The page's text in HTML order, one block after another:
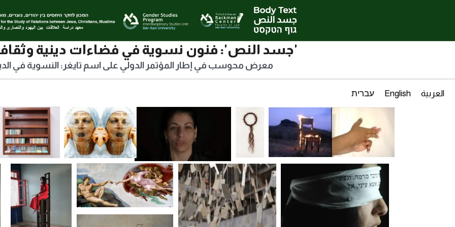
'جسد النص': فنون نسوية في فضاءات دينية
معرض محوسب في إطار المؤتمر الدولي على اسم تايغر: النسوية في
العربية English עברית
دافنا شالوم، شعائر "همافديل"
فاطمة
أبو رومي،
جديلة أمي
ياعيل سرلين، قدّوس
نحاما غولان، كتاب
روت شرايبر، ها نحن
نتقدّم أخيرَا: خزانة كتبي